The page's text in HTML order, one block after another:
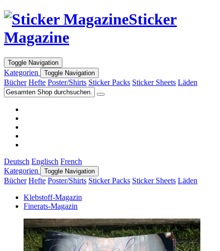
Sticker
Magazine
Toggle Navigation
Kategorien Toggle Navigation
Bücher Hefte Poster/Shirts Sticker Packs Sticker Sheets Läden
Deutsch Englisch French
Kategorien
Toggle Navigation
Bücher Hefte Poster/Shirts Sticker Packs Sticker Sheets Läden
Klebstoff-Magazin
Finerats-Magazin